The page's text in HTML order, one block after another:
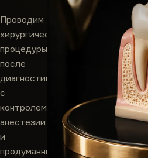
Проводим
хирургические
процедуры
после
диагностики,
с
контролем
анестезии
и
продуманным